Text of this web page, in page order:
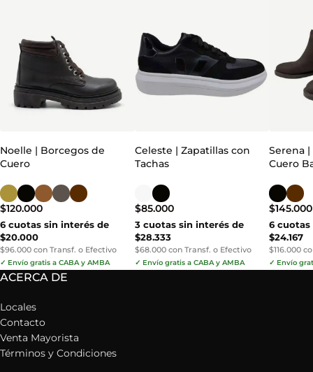
Noelle | Borcegos de
Cuero
$120.000
6 cuotas sin interés de
$20.000
$96.000 con Transf. o Efectivo
✓ Envío gratis a CABA y AMBA
Celeste | Zapatillas con
Tachas
$85.000
3 cuotas sin interés de
$28.333
$68.000 con Transf. o Efectivo
✓ Envío gratis a CABA y AMBA
Serena
Cuero
$145.000
6 cuotas
$24.167
$116.000
✓ Envío
ACERCA DE
Locales
Contacto
Venta Mayorista
Términos y Condiciones